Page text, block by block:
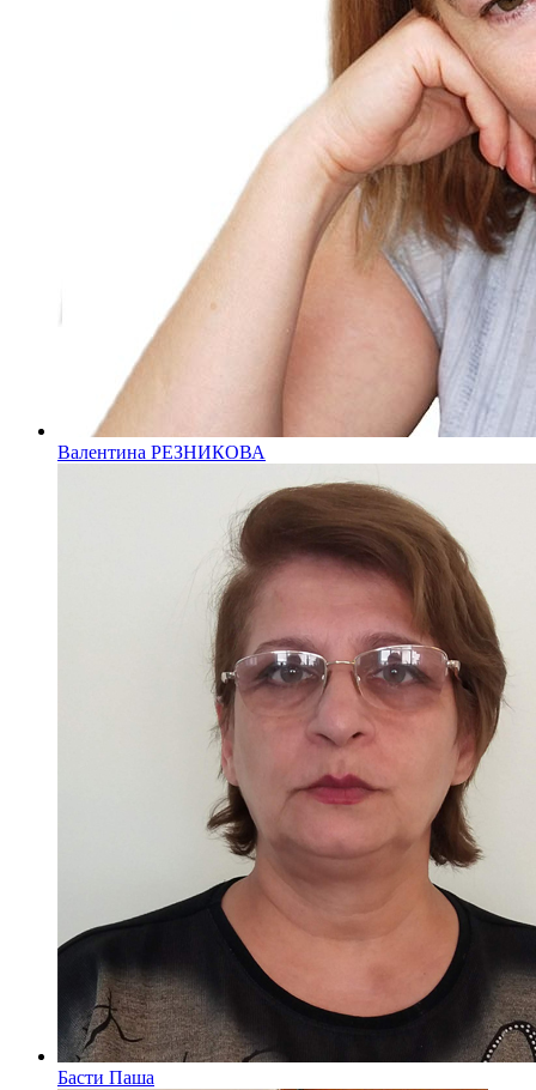
Валентина РЕЗНИКОВА
Басти Паша